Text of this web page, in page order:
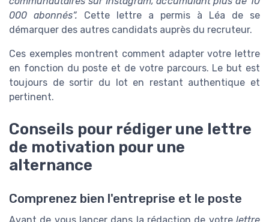
000 abonnés“. Cette lettre a permis à Léa de se
démarquer des autres candidats auprès du recruteur.
Ces exemples montrent comment adapter votre lettre
en fonction du poste et de votre parcours. Le but est
toujours de sortir du lot en restant authentique et
pertinent.
Conseils pour rédiger une lettre
de motivation pour une
alternance
Comprenez bien l'entreprise et le poste